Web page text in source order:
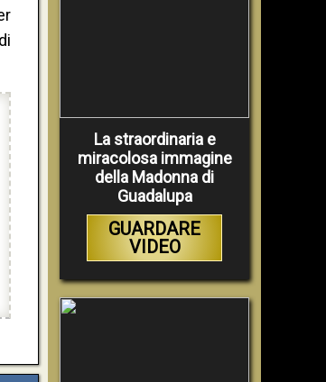
La straordinaria e
miracolosa immagine
della Madonna di
Guadalupa
GUARDARE
VIDEO